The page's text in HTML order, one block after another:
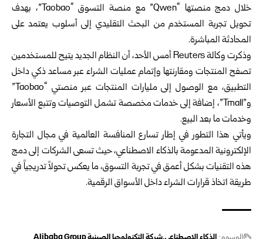
خلال دمج منصتها “Qwen” مع منصة التسوق “Taobao”، بهدف
تحويل تجربة المستخدم من البحث التقليدي إلى أسلوب يعتمد على
المحادثة المباشرة.
وذكرت وكالة Reuters أمس الأحد، أن النظام الجديد يتيح للمستخدمين
تصفح المنتجات ومقارنتها وإتمام عمليات الشراء عبر مساعد ذكي داخل
التطبيق، مع الوصول إلى مليارات المنتجات عبر منصتي “Taobao”
و”Tmall”، إضافة إلى خدمات مخصصة تشمل التوصيات وتتبع الأسعار
وخدمات ما بعد البيع.
ويأتي هذا التطور في إطار تسارع المنافسة العالمية في مجال التجارة
الإلكترونية المدعومة بالذكاء الاصطناعي، حيث تسعى الشركات إلى دمج
هذه التقنيات بشكل أعمق في تجربة التسوق، ما يعكس تحولاً تدريجياً في
طريقة اتخاذ قرارات الشراء داخل الأسواق الرقمية.